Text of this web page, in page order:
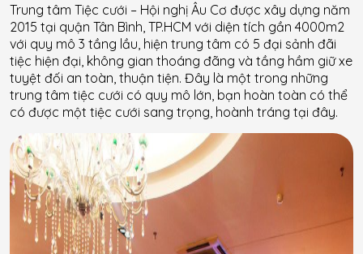
Trung tâm Tiệc cưới – Hội nghị Âu Cơ được xây dựng năm
2015 tại quận Tân Bình, TP.HCM với diện tích gần 4000m2
với quy mô 3 tầng lầu, hiện trung tâm có 5 đại sảnh đãi
tiệc hiện đại, không gian thoáng đãng và tầng hầm giữ xe
tuyệt đối an toàn, thuận tiện. Đây là một trong những
trung tâm tiệc cưới có quy mô lớn, bạn hoàn toàn có thể
có được một tiệc cưới sang trọng, hoành tráng tại đây.